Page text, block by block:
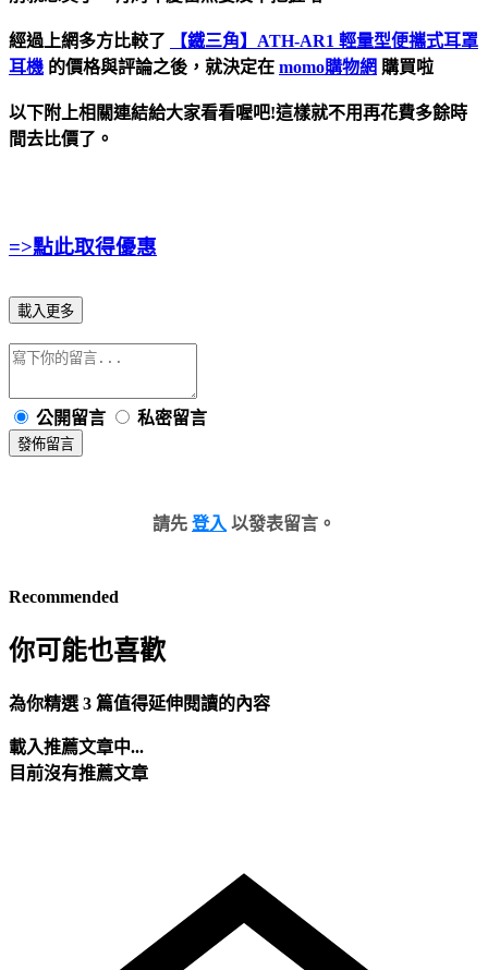
經過上網多方比較了
【鐵三角】ATH-AR1 輕量型便攜式耳罩
耳機 的價格與評論之後，就決定在 momo購物網 購買啦
以下附上相關連結給大家看看喔吧!這樣就不用再花費多餘時
間去比價了。
=>點此取得優惠
載入更多
公開留言 私密留言
發佈留言
請先 登入 以發表留言。
Recommended
你可能也喜歡
為你精選 3 篇值得延伸閱讀的內容
載入推薦文章中...
目前沒有推薦文章